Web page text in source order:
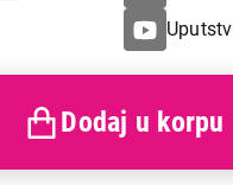
Dodaj u korpu